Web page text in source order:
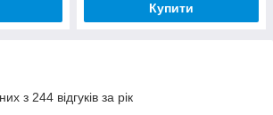
Купити
з 244 відгуків за рік